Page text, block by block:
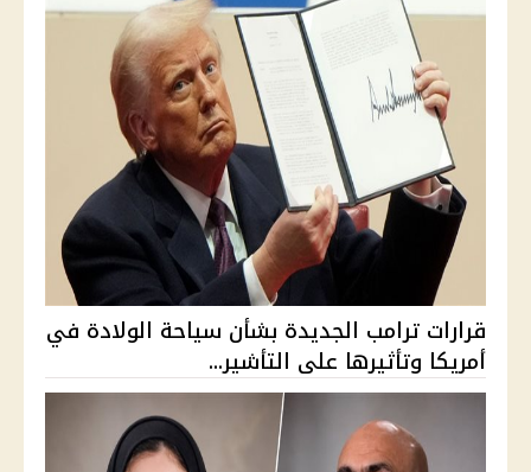
قرارات ترامب الجديدة بشأن سياحة الولادة في
أمريكا وتأثيرها على التأشير...